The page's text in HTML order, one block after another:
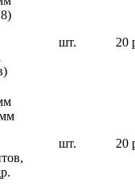
шт. 20
шт. 20